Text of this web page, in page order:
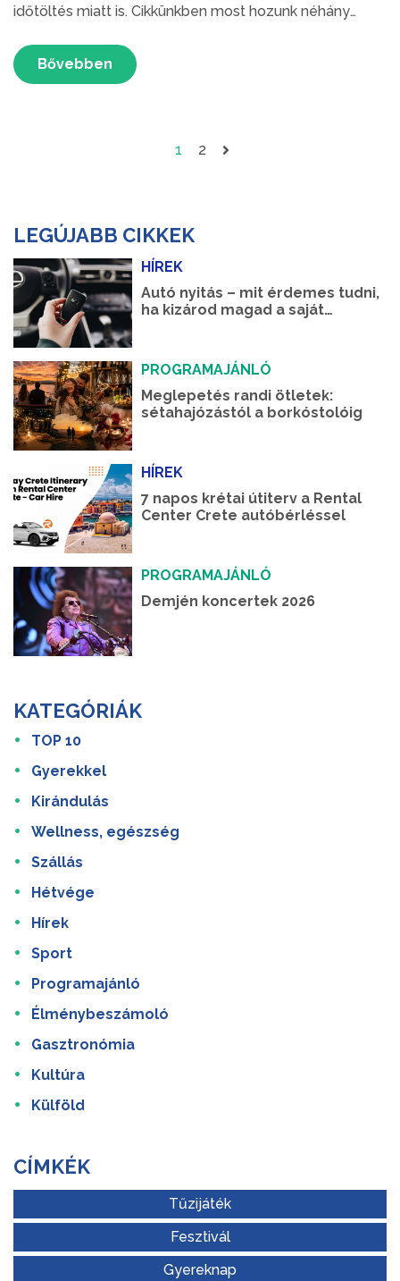
időtöltés miatt is. Cikkünkben most hozunk néhány
utazáshoz gyerekekkel!
Bővebben
1 2
LEGÚJABB CIKKEK
HÍREK
Autó nyitás – mit érdemes tudni,
ha kizárod magad a saját
PROGRAMAJÁNLÓ
Meglepetés randi ötletek:
sétahajózástól a borkóstolóig
HÍREK
7 napos krétai útiterv a Rental
Center Crete autóbérléssel
PROGRAMAJÁNLÓ
Demjén koncertek 2026
KATEGÓRIÁK
TOP 10
Gyerekkel
Kirándulás
Wellness, egészség
Szállás
Hétvége
Hírek
Sport
Programajánló
Élménybeszámoló
Gasztronómia
Kultúra
Külföld
CÍMKÉK
Tűzijáték
Fesztivál
Gyereknap